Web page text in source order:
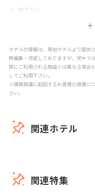
歯ブラシ
ホテルの情報は、現地ホテルより提供
時編集・作成しておりますが、完全で
際にご利用される施設とは異なる場合
してご利用下さい。
※情報相違に起因するお客様の損害に
さい。
関連ホテル
関連特集